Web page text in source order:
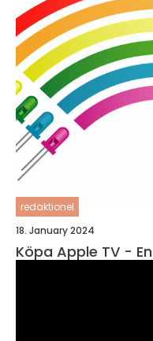
redaktionel
18. January 2024
Köpa Apple TV -